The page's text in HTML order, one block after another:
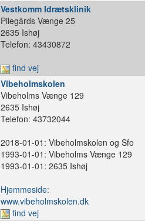
Vestkomm Idrætsklinik
Pilegårds Vænge 25
2635 Ishøj
Telefon: 43430872
find vej
Vibeholmskolen
Vibeholms Vænge 129
2635 Ishøj
Telefon: 43732044
2018-01-01: Vibeholmskolen og Sfo
1993-01-01: Vibeholms Vænge 129
1993-01-01: 2635 Ishøj
Hjemmeside:
www.vibeholmskolen.dk
find vej